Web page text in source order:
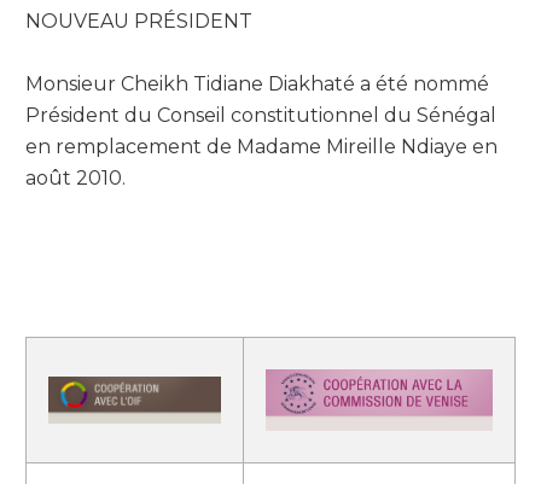
NOUVEAU PRÉSIDENT
Monsieur Cheikh Tidiane Diakhaté a été nommé
Président du Conseil constitutionnel du Sénégal
en remplacement de Madame Mireille Ndiaye en
août 2010.